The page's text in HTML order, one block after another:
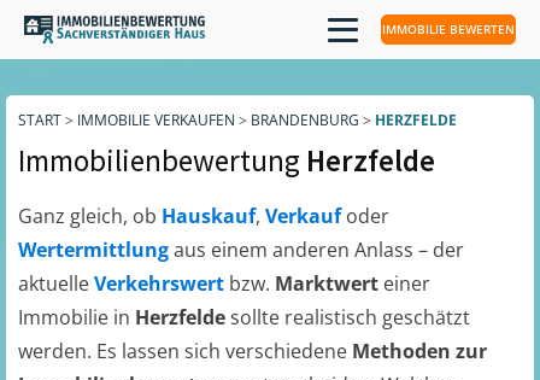
IMMOBILIE BEWERTEN
START> IMMOBILIE VERKAUFEN > BRANDENBURG > HERZFELDE
Immobilienbewertung Herzfelde
Ganz gleich, ob Hauskauf, Verkaufoder
Wertermittlungaus einem anderen Anlass – der
aktuelleVerkehrswert bzw. Marktwert einer
Immobilie in Herzfeldesollte realistisch geschätzt
werden. Es lassen sich verschiedene Methoden zur